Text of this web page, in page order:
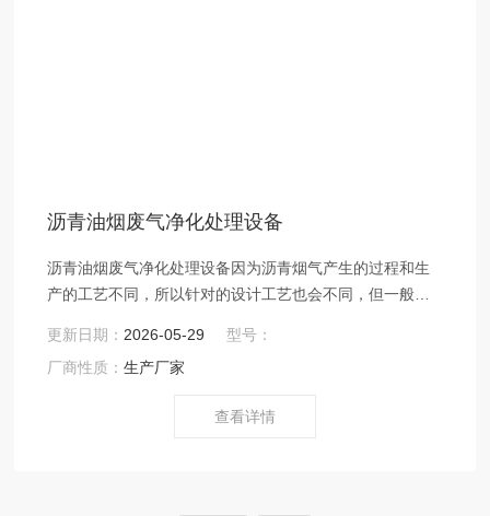
沥青油烟废气净化处理设备
沥青油烟废气净化处理设备因为沥青烟气产生的过程和生
产的工艺不同，所以针对的设计工艺也会不同，但一般的
成分，有机挥发物成分，等，应对应沥青烟气产生的含有
成分，针对性的设计净化设备。
更新日期： 2026-05-29
型号：
厂商性质：生产厂家
查看详情